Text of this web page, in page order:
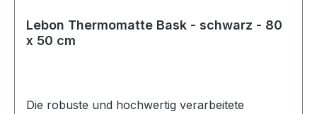
Lebon Thermomatte Bask - schwarz - 80
x 50 cm
Die robuste und hochwertig verarbeitete